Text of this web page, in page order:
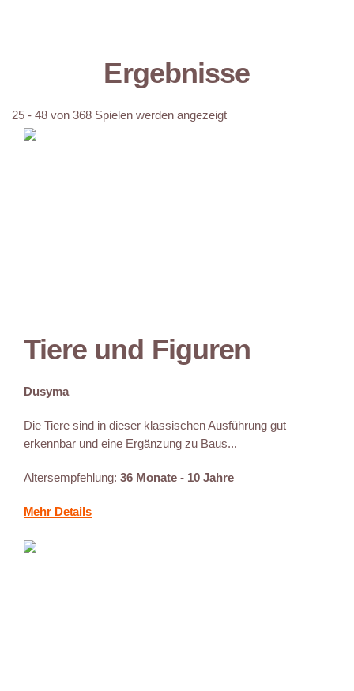
Ergebnisse
25 - 48 von 368 Spielen werden angezeigt
Tiere und Figuren
Dusyma
Die Tiere sind in dieser klassischen Ausführung gut
erkennbar und eine Ergänzung zu Baus...
Altersempfehlung: 36 Monate - 10 Jahre
Mehr Details